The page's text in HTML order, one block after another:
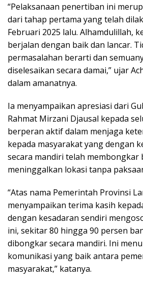
“Pelaksanaan penertiban ini
dari tahap pertama yang telah
Februari 2025 lalu. Alhamdulillah,
berjalan dengan baik dan lancar.
permasalahan berarti dan
diselesaikan secara damai,” ujar
dalam amanatnya.
Ia menyampaikan apresiasi dari
Rahmat Mirzani Djausal kepada
berperan aktif dalam menjaga
kepada masyarakat yang dengan
secara mandiri telah membongkar
meninggalkan lokasi tanpa
“Atas nama Pemerintah Provinsi
menyampaikan terima kasih
dengan kesadaran sendiri
ini, sekitar 80 hingga 90 persen
dibongkar secara mandiri. Ini
komunikasi yang baik antara
masyarakat,” katanya.